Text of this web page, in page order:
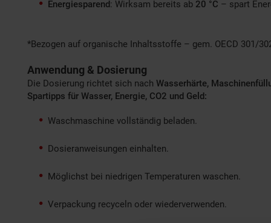
Energiesparend: Wirksam bereits ab 20 °C – spart
*Bezogen auf organische Inhaltsstoffe – gem. OECD 301/
Anwendung & Dosierung
Die Dosierung richtet sich nach Wasserhärte,
Spartipps für Wasser, Energie, CO2 und Geld:
Waschmaschine vollständig beladen.
Dosieranweisungen einhalten.
Möglichst bei niedrigen Temperaturen waschen.
Verpackung recyceln oder wiederverwenden.